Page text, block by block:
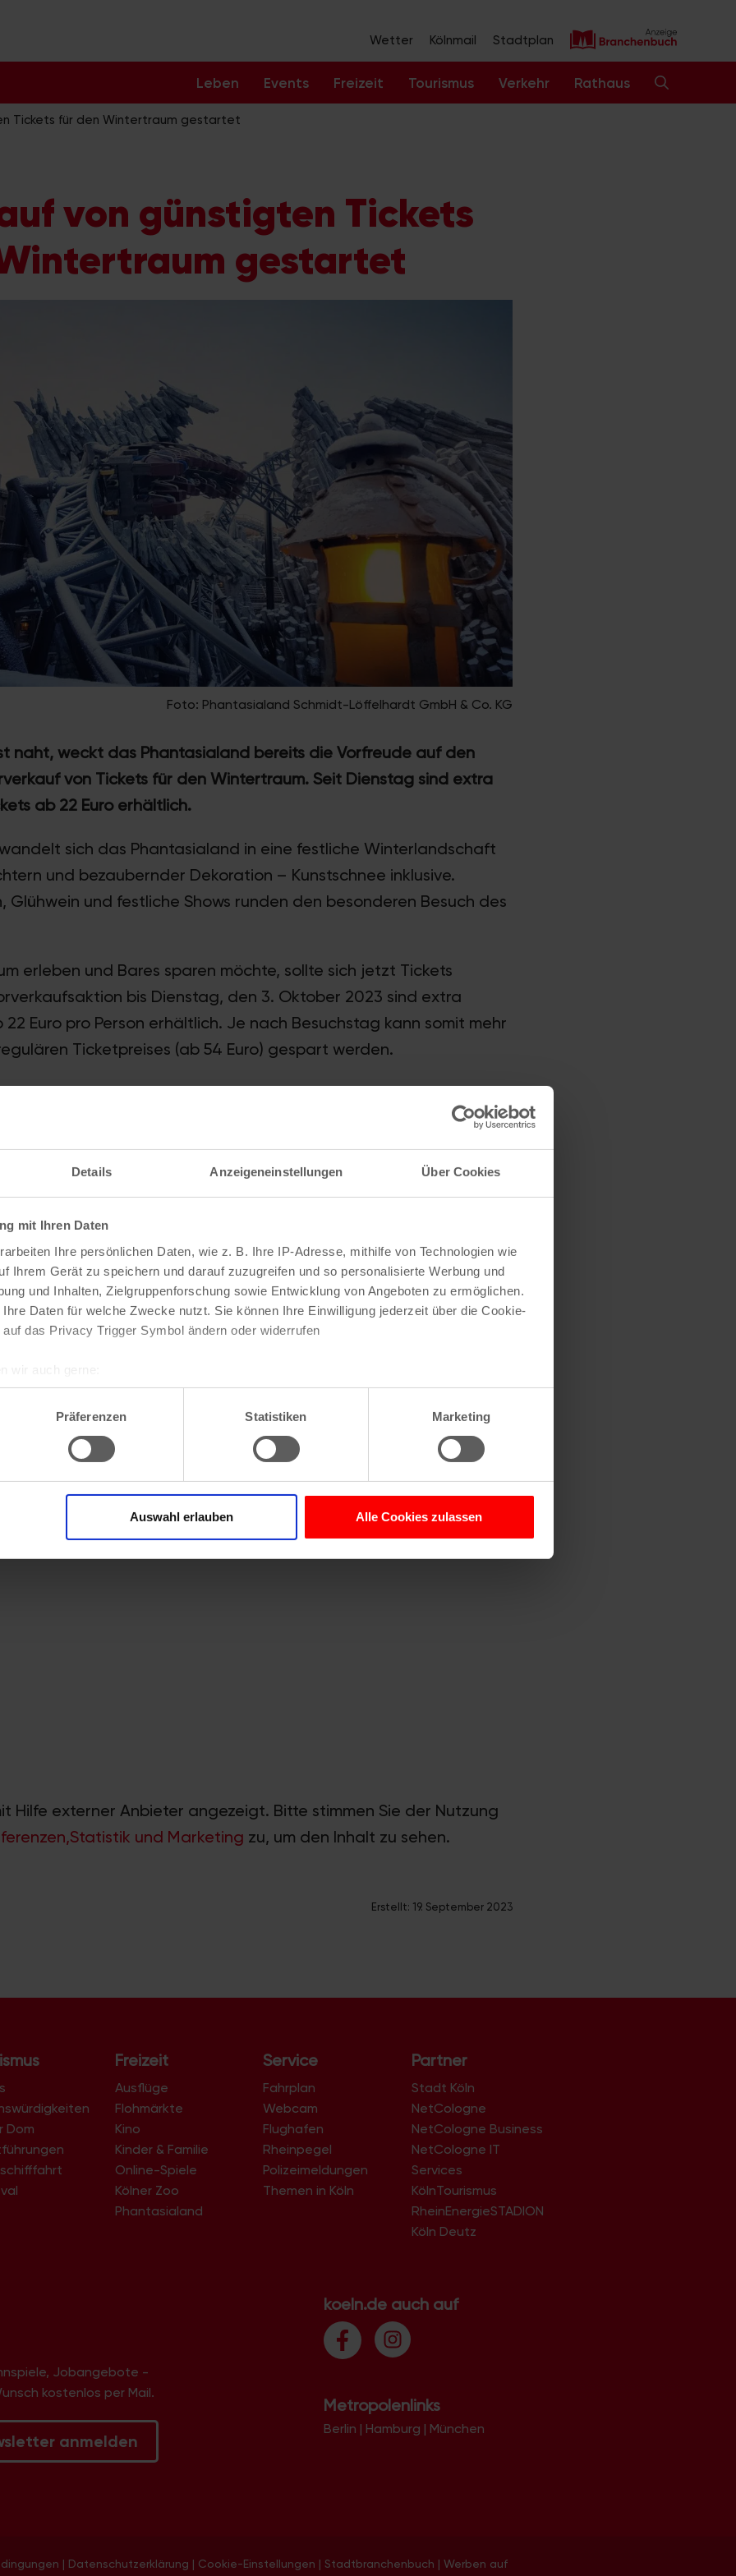
Details Anzeigeneinstellungen Über Cookies
mit Ihren Daten
Ihre persönlichen Daten, wie z. B. Ihre IP-Adresse, mithilfe von Technologien wie
Ihrem Gerät zu speichern und darauf zuzugreifen und so personalisierte Werbung und
und Inhalten, Zielgruppenforschung sowie Entwicklung von Angeboten zu ermöglichen.
Daten für welche Zwecke nutzt. Sie können Ihre Einwilligung jederzeit über die Cookie-
das Privacy Trigger Symbol ändern oder widerrufen
geografische Lage erfassen, welche bis auf einige Meter genau sein können
Scannen nach bestimmten Merkmalen (Fingerprinting) identifizieren
Ihre persönlichen Daten verarbeitet werden, und legen Sie Ihre Präferenzen imAbschnitt
und Anzeigen zu personalisieren, Funktionen für soziale Medien anbieten zu können
zu analysieren. Außerdem geben wir Informationen zu Ihrer Verwendung unserer
Präferenzen Statistiken Marketing
Auswahl erlauben Alle Cookies zulassen
Wetter Kölnmail Stadtplan
Leben Events Freizeit Tourismus Verkehr Rathaus
Tickets für den Wintertraum gestartet
von günstigten Tickets
gestartet
Foto: Phantasialand Schmidt-Löffelhardt GmbH & Co. KG
naht, weckt das Phantasialand bereits die Vorfreude auf den
von Tickets für den Wintertraum. Seit Dienstag sind extra
ab 22 Euro erhältlich.
sich das Phantasialand in eine festliche Winterlandschaft
und bezaubernder Dekoration – Kunstschnee inklusive.
Glühwein und festliche Shows runden den besonderen Besuch des
erleben und Bares sparen möchte, sollte sich jetzt Tickets
bis Dienstag, den 3. Oktober 2023 sind extra
Euro pro Person erhältlich. Je nach Besuchstag kann somit mehr
Ticketpreises (ab 54 Euro) gespart werden.
Aktionstickets sind für alle Tage begrenzt. Kurz gesagt:
bucht, spart am meisten. Wie alle Karten für das Phantasialand
ausschließlich im Online-Shop untershop.phantasialand.de
Öffnungszeiten
zum 28. Januar 2024
20:00 Uhr
von 11:00 Uhr bis 18:00 Uhr
Wintertraum im Phantasialand
Hilfe externer Anbieter angezeigt. Bitte stimmen Sie der Nutzung
und Marketing zu, um den Inhalt zu sehen.
Erstellt: 19. September 2023
Dom
Freizeit
Ausflüge
Flohmärkte
Kino
Kinder & Familie
Online-Spiele
Kölner Zoo
Phantasialand
Service
Fahrplan
Webcam
Flughafen
Rheinpegel
Polizeimeldungen
Themen in Köln
Partner
Stadt Köln
NetCologne
NetCologne Business
NetCologne IT
Services
KölnTourismus
RheinEnergieSTADION
Köln Deutz
Jobangebote -
kostenlos per Mail.
anmelden
koeln.de auch auf
Metropolenlinks
Berlin | Hamburg | München
| Datenschutzerklärung | Cookie-Einstellungen | Stadtbranchenbuch | Werben auf